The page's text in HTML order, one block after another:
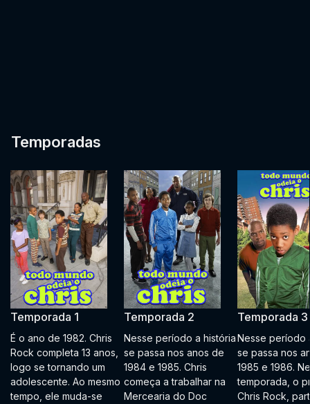
Temporadas
Temporada 1
É o ano de 1982. Chris
Rock completa 13 anos,
logo se tornando um
adolescente. Ao mesmo
tempo, ele muda-se
Temporada 2
Nesse período a história
se passa nos anos de
1984 e 1985. Chris
começa a trabalhar na
Mercearia do Doc
Temporada 3
Nesse período
se passa nos
1985 e 1986.
temporada, o
Chris Rock,